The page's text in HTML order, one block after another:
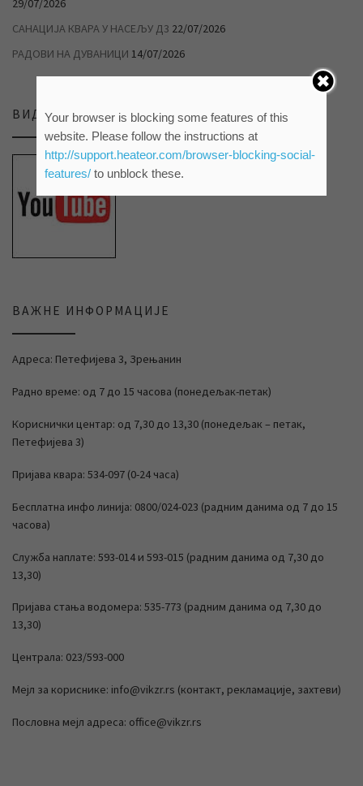
29/07/2026
САНАЦИЈА КВАРА У НАСЕЉУ Д3 22/07/2026
РАДОВИ НА ДУВАНИЦИ 14/07/2026
ВИДЕО ПРИЛОЗИ НА НАШЕМ ЈУТЈУБ КАНАЛУ
ВАЖНЕ ИНФОРМАЦИЈЕ
Адреса: Петефијева 3, Зрењанин
Радно време: од 7 до 15 часова (понедељак-петак)
Кориснички центар: од 7,30 до 13,30 (понедељак – петак,
Петефијева 3)
Пријава квара: 534-097 (0-24 часа)
Бесплатна инфо линија: 0800/024-023 (радним данима од 7 до 15
часова)
Служба наплате: 593-014 и 593-015 (радним данима од 7,30 до
13,30)
Пријава стања водомера: 535-773 (радним данима од 7,30 до
13,30)
Централа: 023/593-000
Мејл за кориснике: info@vikzr.rs (контакт, рекламације, захтеви)
Пословна мејл адреса: office@vikzr.rs
Your browser is blocking some features of this
website. Please follow the instructions at
http://support.heateor.com/browser-blocking-social-
features/to unblock these.